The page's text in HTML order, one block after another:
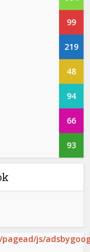
99
219
48
94
66
93
js/